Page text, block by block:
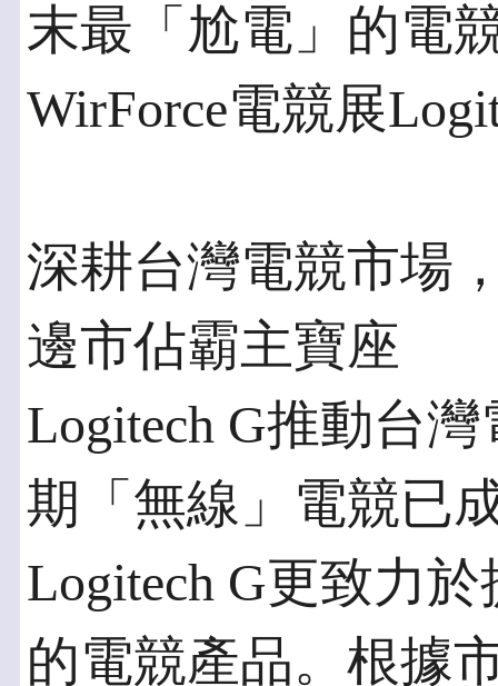
末最「尬電」的電
WirForce電競展
深耕台灣電競市場
邊市佔霸主寶座
Logitech G推動台
期「無線」電競已
Logitech G更致力
的電競產品。根據